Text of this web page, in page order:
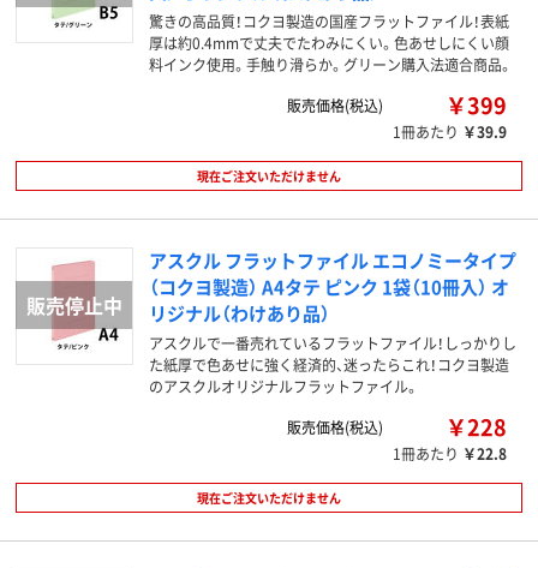
驚きの高品質！コクヨ製造の国産フラットファイル！表紙
厚は約0.4mmで丈夫でたわみにくい。色あせしにくい顔
料インク使用。手触り滑らか。グリーン購入法適合商品。
販売価格(税込)
￥399
1冊あたり ￥39.9
現在ご注文いただけません
アスクル フラットファイル エコノミータイプ
（コクヨ製造） A4タテ ピンク 1袋（10冊入） オ
リジナル（わけあり品）
アスクルで一番売れているフラットファイル！しっかりし
た紙厚で色あせに強く経済的、迷ったらこれ！コクヨ製造
のアスクルオリジナルフラットファイル。
販売価格(税込)
￥228
1冊あたり ￥22.8
現在ご注文いただけません